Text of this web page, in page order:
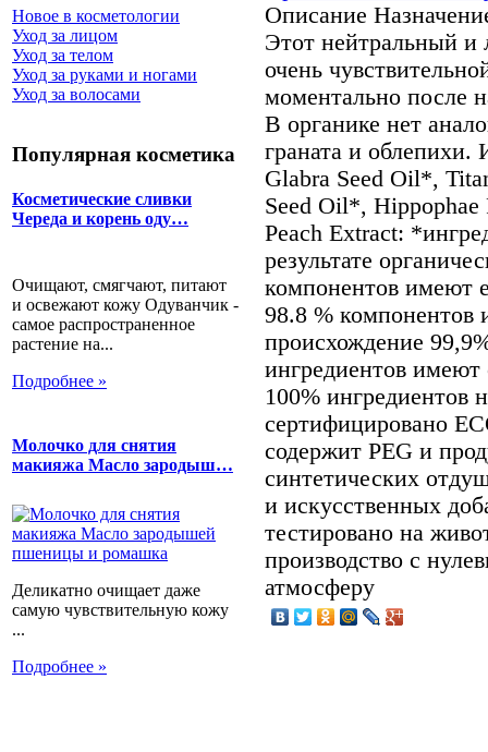
Новое в косметологии
Уход за лицом
Уход за телом
Уход за руками и ногами
Уход за волосами
Популярная косметика
Косметические сливки
Череда и корень оду…
Очищают, смягчают, питают
и освежают кожу Одуванчик -
самое распространенное
растение на...
Подробнее »
Молочко для снятия
макияжа Масло зародыш…
Деликатно очищает даже
самую чувствительную кожу
...
Подробнее »
Описание
Этот нейтральный и
очень
моментально после
В органике нет
граната и
Glabra Seed Oil*,
Seed Oil*,
Peach Extract:
результате
компонентов имеют
98.8 % компонентов
происхождение
ингредиентов имеют
100% ингредиентов
сертифицировано
содержит PEG и
синтетических
и искусственных
тестировано на
производство с
атмосферу